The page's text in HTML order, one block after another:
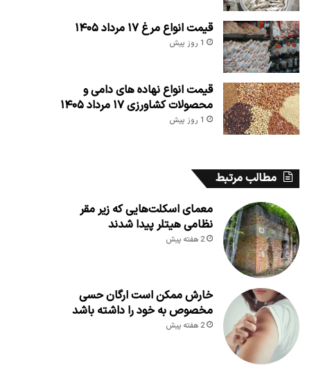
قیمت انواع مرغ ۱۷ مرداد ۱۴۰۵
1 روز پیش
قیمت انواع نهاده های دامی و
محصولات کشاورزی ۱۷ مرداد ۱۴۰۵
1 روز پیش
مطالب مرتبط
معمای اسکلت‌هایی که زیر مقر
نظامی هیتلر پیدا شدند
2 هفته پیش
خارش ممکن است ارگان حسی
مخصوص به خود را داشته باشد
2 هفته پیش